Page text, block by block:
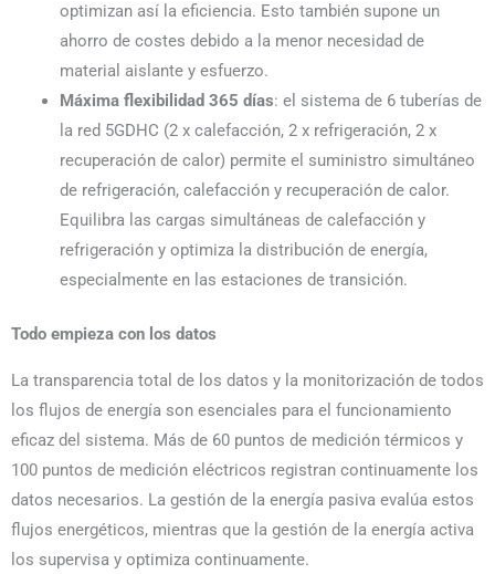
optimizan así la eficiencia. Esto también supone un
ahorro de costes debido a la menor necesidad de
material aislante y esfuerzo.
Máxima flexibilidad 365 días: el sistema de 6 tuberías de
la red 5GDHC (2 x calefacción, 2 x refrigeración, 2 x
recuperación de calor) permite el suministro simultáneo
de refrigeración, calefacción y recuperación de calor.
Equilibra las cargas simultáneas de calefacción y
refrigeración y optimiza la distribución de energía,
especialmente en las estaciones de transición.
Todo empieza con los datos
La transparencia total de los datos y la monitorización de todos
los flujos de energía son esenciales para el funcionamiento
eficaz del sistema. Más de 60 puntos de medición térmicos y
100 puntos de medición eléctricos registran continuamente los
datos necesarios. La gestión de la energía pasiva evalúa estos
flujos energéticos, mientras que la gestión de la energía activa
los supervisa y optimiza continuamente.